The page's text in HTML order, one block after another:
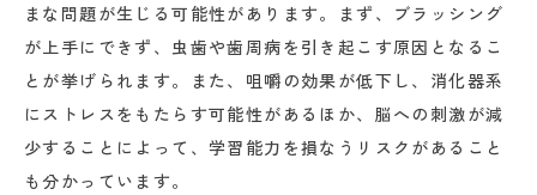
まな問題が生じる可能性があります。まず、ブラッシング
が上手にできず、虫歯や歯周病を引き起こす原因となるこ
とが挙げられます。また、咀嚼の効果が低下し、消化器系
にストレスをもたらす可能性があるほか、脳への刺激が減
少することによって、学習能力を損なうリスクがあること
も分かっています。